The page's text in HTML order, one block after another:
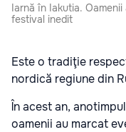
Iarnă în Iakutia.
festival inedit
Este o tradiţie
nordică regiune din
În acest an,
oamenii au marcat